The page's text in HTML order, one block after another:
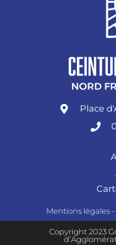
Place
Mentions légales -
Copyright 2023